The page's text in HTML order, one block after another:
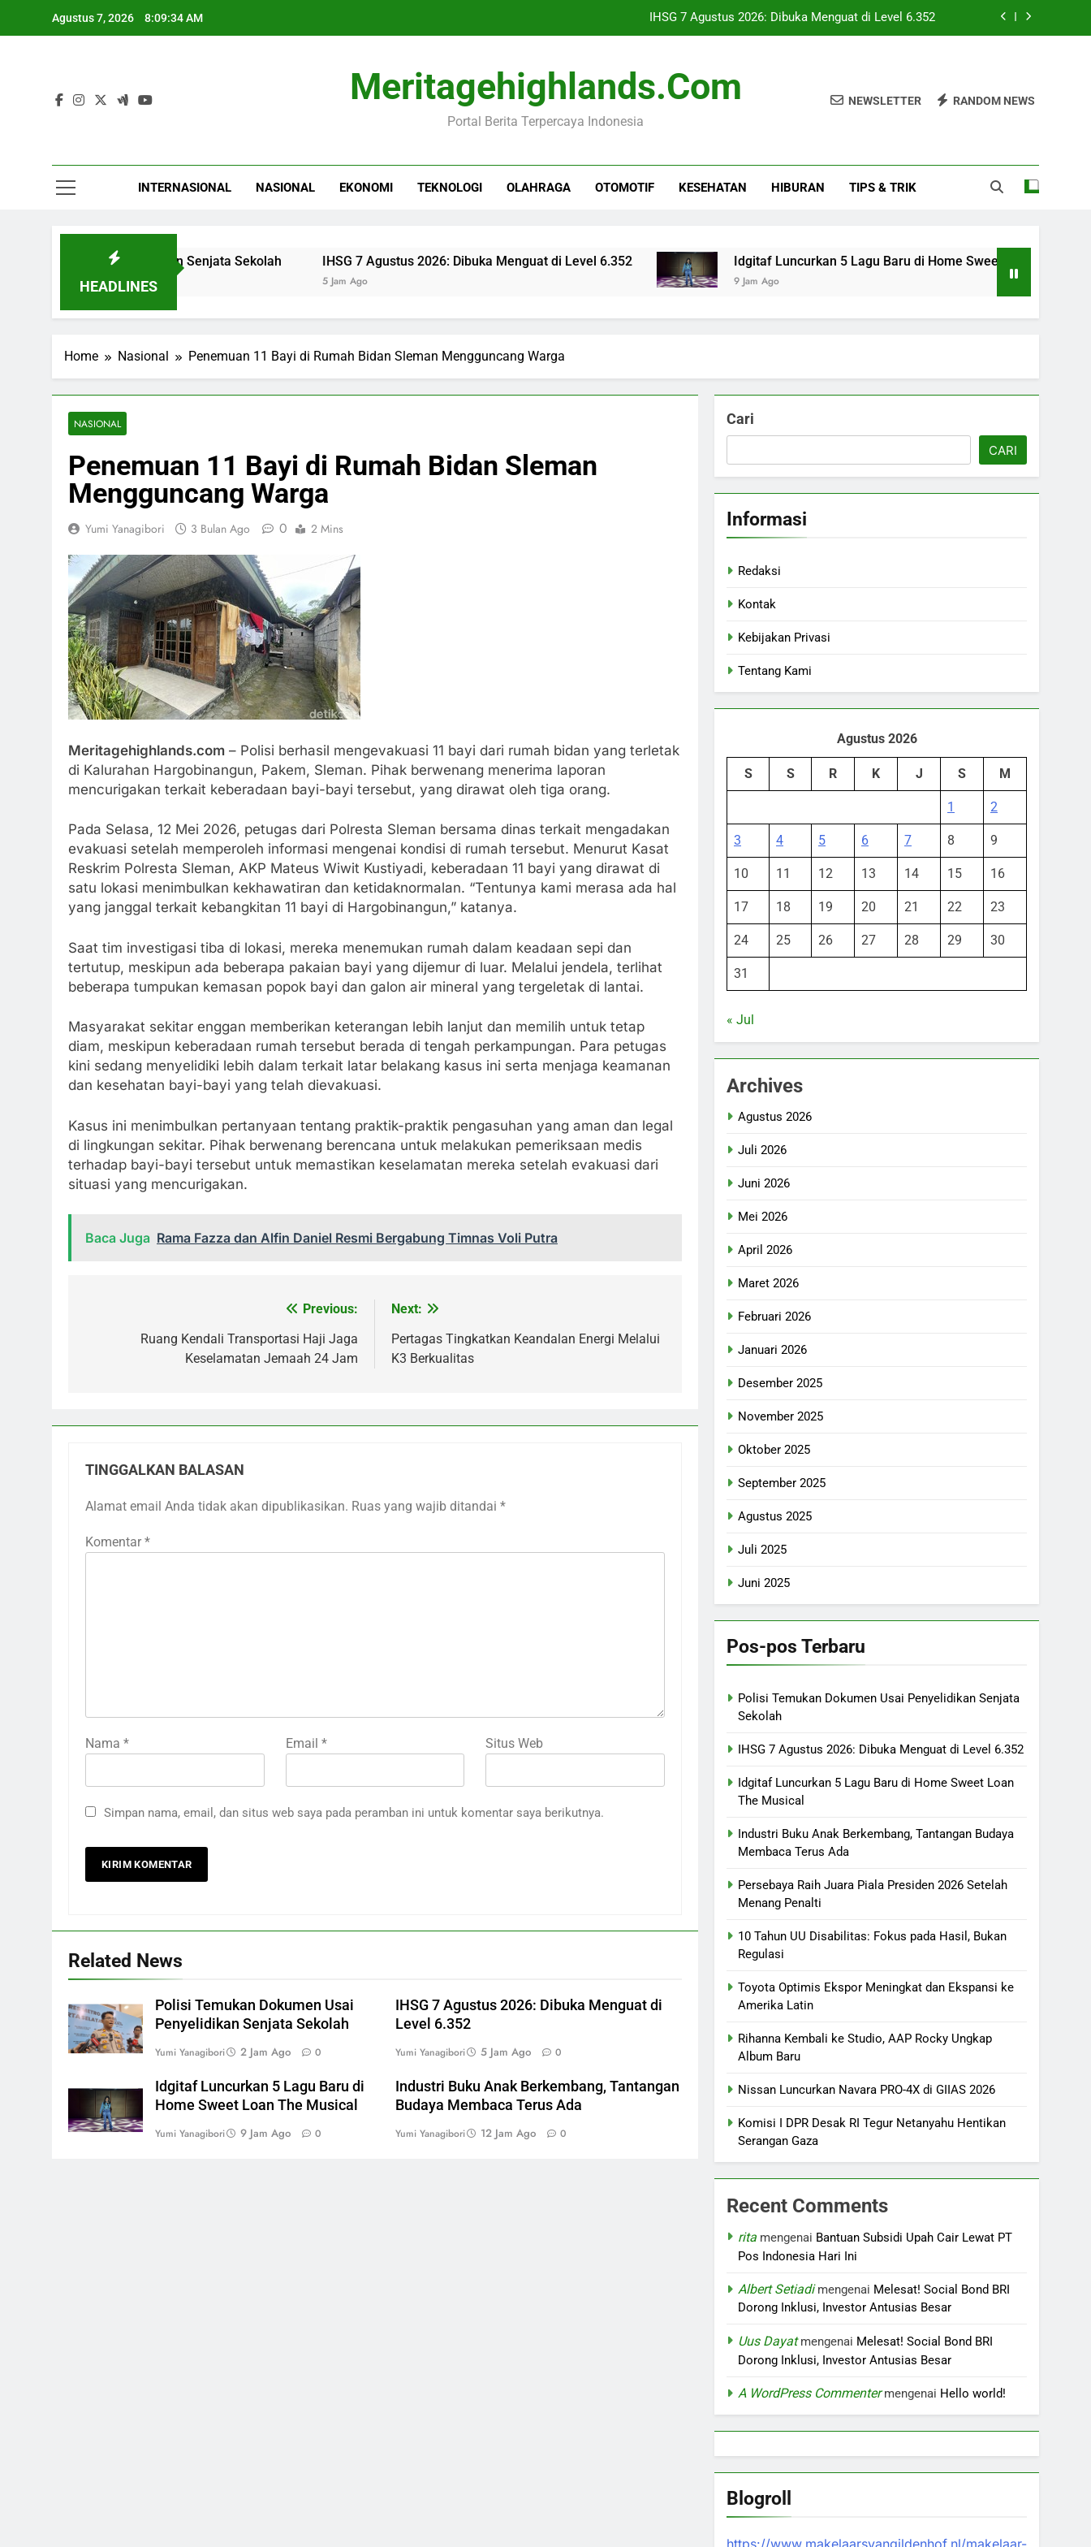
Agustus 7, 2026 8:09:35 AM IHSG 7 Agustus 2026: Dibuka Menguat di Level 6.352
Industri Buku Anak Berkembang, Tantangan Budaya Membaca Terus Ada
Polisi Temukan Dokumen Usai Penyelidikan Senjata Sekolah
Idgitaf Luncurkan 5 Lagu Baru di Home Sweet Loan The Musical
Meritagehighlands.com
Portal Berita Terpercaya Indonesia
NEWSLETTER RANDOM NEWS
INTERNASIONAL NASIONAL EKONOMI TEKNOLOGI OLAHRAGA OTOMOTIF KESEHATAN HIBURAN TIPS & TRIK
HEADLINES
Usai Penyelidikan Senjata Sekolah IHSG 7 Agustus 2026: Dibuka Menguat di Level 6.352 Idgitaf Luncurkan 5 Lagu Baru di Home Sweet Loan The Musical
9 Jam Ago
Home Nasional Penemuan 11 Bayi di Rumah Bidan Sleman Mengguncang Warga
NASIONAL
Penemuan 11 Bayi di Rumah Bidan Sleman
Mengguncang Warga
Yumi Yanagibori 3 Bulan Ago 0 2 Mins
Meritagehighlands.com – Polisi berhasil mengevakuasi 11 bayi dari rumah bidan yang terletak
di Kalurahan Hargobinangun, Pakem, Sleman. Pihak berwenang menerima laporan
mencurigakan terkait keberadaan bayi-bayi tersebut, yang dirawat oleh tiga orang.
Pada Selasa, 12 Mei 2026, petugas dari Polresta Sleman bersama dinas terkait mengadakan
evakuasi setelah memperoleh informasi mengenai kondisi di rumah tersebut. Menurut Kasat
Reskrim Polresta Sleman, AKP Mateus Wiwit Kustiyadi, keberadaan 11 bayi yang dirawat di
satu lokasi menimbulkan kekhawatiran dan ketidaknormalan. “Tentunya kami merasa ada hal
yang janggal terkait kebangkitan 11 bayi di Hargobinangun,” katanya.
Saat tim investigasi tiba di lokasi, mereka menemukan rumah dalam keadaan sepi dan
tertutup, meskipun ada beberapa pakaian bayi yang dijemur di luar. Melalui jendela, terlihat
beberapa tumpukan kemasan popok bayi dan galon air mineral yang tergeletak di lantai.
Masyarakat sekitar enggan memberikan keterangan lebih lanjut dan memilih untuk tetap
diam, meskipun keberadaan rumah tersebut berada di tengah perkampungan. Para petugas
kini sedang menyelidiki lebih dalam terkait latar belakang kasus ini serta menjaga keamanan
dan kesehatan bayi-bayi yang telah dievakuasi.
Kasus ini menimbulkan pertanyaan tentang praktik-praktik pengasuhan yang aman dan legal
di lingkungan sekitar. Pihak berwenang berencana untuk melakukan pemeriksaan medis
terhadap bayi-bayi tersebut untuk memastikan keselamatan mereka setelah evakuasi dari
situasi yang mencurigakan.
Baca Juga Rama Fazza dan Alfin Daniel Resmi Bergabung Timnas Voli Putra
Previous:
Ruang Kendali Transportasi Haji Jaga
Keselamatan Jemaah 24 Jam
Next:
Pertagas Tingkatkan Keandalan Energi Melalui
K3 Berkualitas
TINGGALKAN BALASAN
Alamat email Anda tidak akan dipublikasikan. Ruas yang wajib ditandai *
Komentar *
Nama * Email * Situs Web
Simpan nama, email, dan situs web saya pada peramban ini untuk komentar saya berikutnya.
Related News
Polisi Temukan Dokumen Usai
Penyelidikan Senjata Sekolah
Yumi Yanagibori 2 Jam Ago 0
IHSG 7 Agustus 2026: Dibuka Menguat di
Level 6.352
Yumi Yanagibori 5 Jam Ago 0
Idgitaf Luncurkan 5 Lagu Baru di
Home Sweet Loan The Musical
Yumi Yanagibori 9 Jam Ago 0
Industri Buku Anak Berkembang, Tantangan
Budaya Membaca Terus Ada
Yumi Yanagibori 12 Jam Ago 0
Cari
CARI
Informasi
Redaksi
Kontak
Kebijakan Privasi
Tentang Kami
Agustus 2026
S S R K J S M
1 2
3 4 5 6 7 8 9
10 11 12 13 14 15 16
17 18 19 20 21 22 23
24 25 26 27 28 29 30
31
« Jul
Archives
Agustus 2026
Juli 2026
Juni 2026
Mei 2026
April 2026
Maret 2026
Februari 2026
Januari 2026
Desember 2025
November 2025
Oktober 2025
September 2025
Agustus 2025
Juli 2025
Juni 2025
Pos-pos Terbaru
Polisi Temukan Dokumen Usai Penyelidikan Senjata
Sekolah
IHSG 7 Agustus 2026: Dibuka Menguat di Level 6.352
Idgitaf Luncurkan 5 Lagu Baru di Home Sweet Loan
The Musical
Industri Buku Anak Berkembang, Tantangan Budaya
Membaca Terus Ada
Persebaya Raih Juara Piala Presiden 2026 Setelah
Menang Penalti
10 Tahun UU Disabilitas: Fokus pada Hasil, Bukan
Regulasi
Toyota Optimis Ekspor Meningkat dan Ekspansi ke
Amerika Latin
Rihanna Kembali ke Studio, AAP Rocky Ungkap
Album Baru
Nissan Luncurkan Navara PRO-4X di GIIAS 2026
Komisi I DPR Desak RI Tegur Netanyahu Hentikan
Serangan Gaza
Recent Comments
rita mengenai Bantuan Subsidi Upah Cair Lewat PT
Pos Indonesia Hari Ini
Albert Setiadimengenai Melesat! Social Bond BRI
Dorong Inklusi, Investor Antusias Besar
Uus Dayatmengenai Melesat! Social Bond BRI
Dorong Inklusi, Investor Antusias Besar
A WordPress Commentermengenai Hello world!
Blogroll
https://www.makelaarsvangildenhof.nl/makelaar-